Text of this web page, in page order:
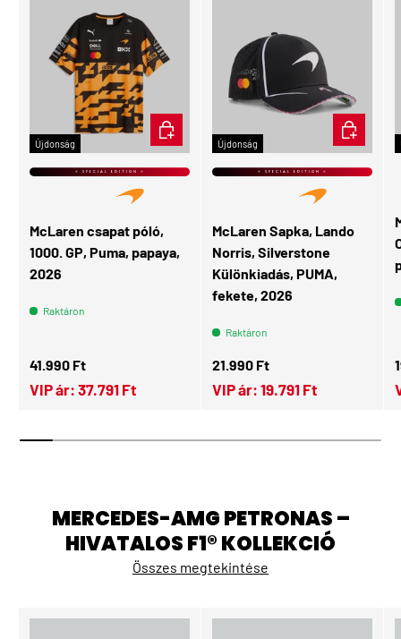
Újdonság
⭐ SPECIAL EDITION ⭐
McLaren csapat póló,
1000. GP, Puma, papaya,
2026
Raktáron
Normál ár
41.990 Ft
VIP ár: 37.791 Ft
ÉRDEKEL
Újdonság
⭐ SPECIAL EDITION ⭐
McLaren Sapka, Lando
Norris, Silverstone
Különkiadás, PUMA,
fekete, 2026
Raktáron
Normál ár
21.990 Ft
VIP ár: 19.791 Ft
KOSÁRBA
MERCEDES-AMG PETRONAS –
HIVATALOS F1® KOLLEKCIÓ
Összes megtekintése